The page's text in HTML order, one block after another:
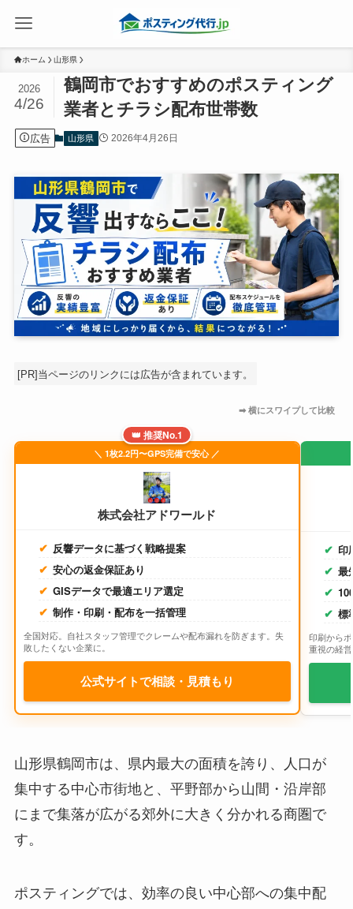
ホーム 山形県
鶴岡市でおすすめのポスティング
業者とチラシ配布世帯数
2026
4/26
広告 山形県 2026年4月26日
[PR]当ページのリンクには広告が含まれています。
👑 推奨No.1
＼ 1枚2.2円〜GPS完備で安心 ／
株式会社アドワールド
反響データに基づく戦略提案
安心の返金保証あり
GISデータで最適エリア選定
制作・印刷・配布を一括管理
全国対応。自社スタッフ管理でクレームや配布漏れを防ぎます。失
敗したくない企業に。
公式サイトで相談・見積もり
印
最
標
印刷から
重視の経
山形県鶴岡市は、県内最大の面積を誇り、人口が
集中する中心市街地と、平野部から山間・沿岸部
にまで集落が広がる郊外に大きく分かれる商圏で
す。
ポスティングでは、効率の良い中心部への集中配